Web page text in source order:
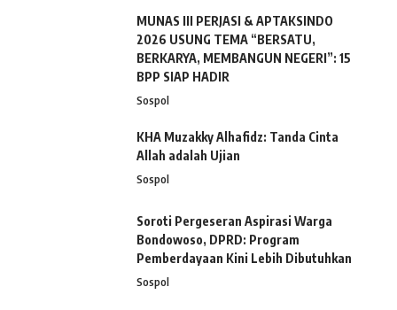
MUNAS III PERJASI & APTAKSINDO
2026 USUNG TEMA “BERSATU,
BERKARYA, MEMBANGUN NEGERI”: 15
BPP SIAP HADIR
Sospol
KHA Muzakky Alhafidz: Tanda Cinta
Allah adalah Ujian
Sospol
Soroti Pergeseran Aspirasi Warga
Bondowoso, DPRD: Program
Pemberdayaan Kini Lebih Dibutuhkan
Sospol